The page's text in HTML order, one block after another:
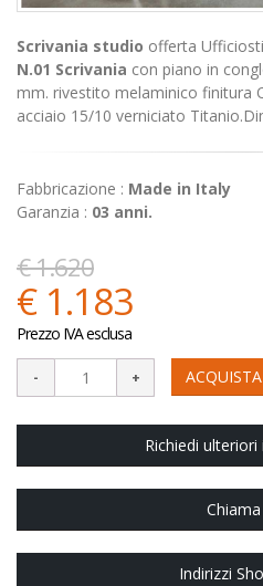
Scrivania studio offerta
N.01 Scrivania con piano in
mm. rivestito melaminico finitura
acciaio 15/10 verniciato
Fabbricazione : Made in Italy
Garanzia : 03 anni.
€ 1.620
€ 1.183
Prezzo IVA esclusa
ACQUISTA
Richiedi
Indirizzi